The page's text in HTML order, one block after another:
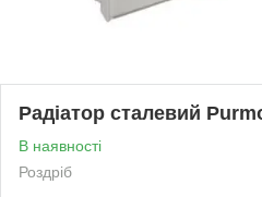
Радіатор сталевий
В наявності
Роздріб